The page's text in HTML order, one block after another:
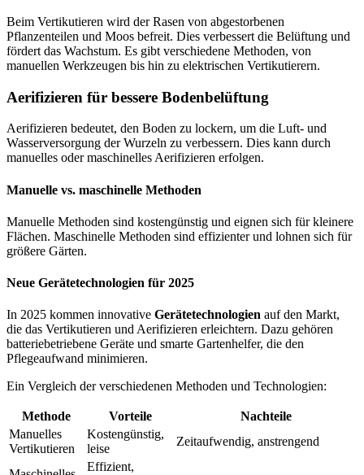
Beim Vertikutieren wird der Rasen von abgestorbenen
Pflanzenteilen und Moos befreit. Dies verbessert die Belüftung und
fördert das Wachstum. Es gibt verschiedene Methoden, von
manuellen Werkzeugen bis hin zu elektrischen Vertikutierern.
Aerifizieren für bessere Bodenbelüftung
Aerifizieren bedeutet, den Boden zu lockern, um die Luft- und
Wasserversorgung der Wurzeln zu verbessern. Dies kann durch
manuelles oder maschinelles Aerifizieren erfolgen.
Manuelle vs. maschinelle Methoden
Manuelle Methoden sind kostengünstig und eignen sich für kleinere
Flächen. Maschinelle Methoden sind effizienter und lohnen sich für
größere Gärten.
Neue Gerätetechnologien für 2025
In 2025 kommen innovative Gerätetechnologien auf den Markt,
die das Vertikutieren und Aerifizieren erleichtern. Dazu gehören
batteriebetriebene Geräte und smarte Gartenhelfer, die den
Pflegeaufwand minimieren.
Ein Vergleich der verschiedenen Methoden und Technologien:
Methode Vorteile
Nachteile
Manuelles
Vertikutieren
Kostengünstig,
leise
Zeitaufwendig, anstrengend
Effizient,